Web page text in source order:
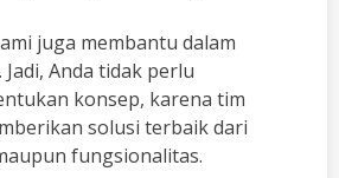
juga membantu dalam
Anda tidak perlu
konsep, karena tim
solusi terbaik dari
fungsionalitas.